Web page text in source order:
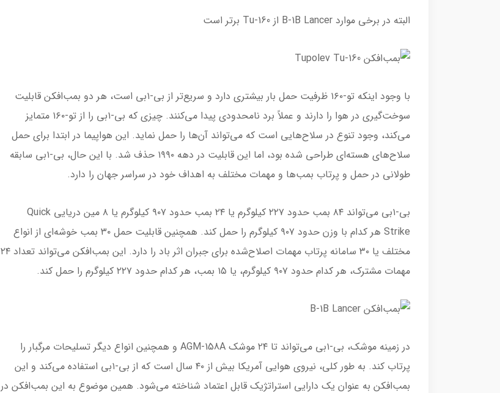
البته در برخی موارد B-1B Lancer از Tu-160 برتر است
با وجود اینکه تو-۱۶۰ ظرفیت حمل بار بیشتری دارد و سریع‌تر از بی-۱بی است، هر دو بمب‌افکن قابلیت
سوخت‌گیری در هوا را دارند و عملاً برد نامحدودی پیدا می‌کنند. چیزی که بی-۱بی را از تو-۱۶۰ متمایز
می‌کند، وجود تنوع در سلاح‌هایی است که می‌تواند آن‌ها را حمل نماید. این هواپیما در ابتدا برای حمل
سلاح‌های هسته‌ای طراحی شده بود، اما این قابلیت در دهه ۱۹۹۰ حذف شد. با این حال، بی-۱بی سابقه
طولانی در حمل و پرتاب بمب‌ها و مهمات مختلف به اهداف خود در سراسر جهان را دارد.
بی-۱بی می‌تواند ۸۴ بمب حدود ۲۲۷ کیلوگرم یا ۲۴ بمب حدود ۹۰۷ کیلوگرم یا ۸ مین دریایی Quick
Strike هر کدام با وزن حدود ۹۰۷ کیلوگرم را حمل کند. همچنین قابلیت حمل ۳۰ بمب خوشه‌ای از انواع
مختلف یا ۳۰ سامانه پرتاب مهمات اصلاح‌شده برای جبران اثر باد را دارد. این بمب‌افکن می‌تواند تعداد ۲۴
مهمات مشترک، هر کدام حدود ۹۰۷ کیلوگرم، یا ۱۵ بمب، هر کدام حدود ۲۲۷ کیلوگرم را حمل کند.
در زمینه موشک‌، بی-۱بی می‌تواند تا ۲۴ موشک AGM-158A و همچنین انواع دیگر تسلیحات مرگبار را
پرتاب کند. به طور کلی، نیروی هوایی آمریکا بیش از ۴۰ سال است که از بی-۱بی استفاده می‌کند و این
بمب‌افکن به عنوان یک دارایی استراتژیک قابل اعتماد شناخته می‌شود. همین موضوع به این بمب‌افکن در